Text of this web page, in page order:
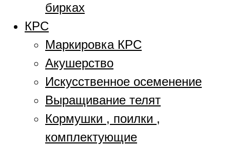
бирках
КРС
Маркировка КРС
Акушерство
Искусственное осеменение
Выращивание телят
Кормушки , поилки ,
комплектующие